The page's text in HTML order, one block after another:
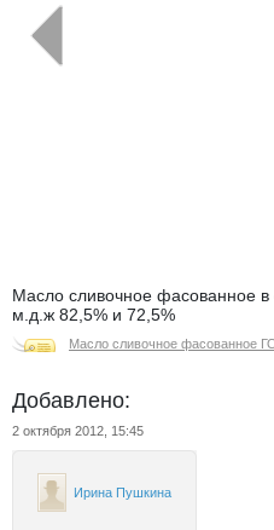
Масло сливочное фасованное
м.д.ж 82,5% и 72,5%
Масло сливочное фасованное
Добавлено:
2 октября 2012, 15:45
Ирина Пушкина